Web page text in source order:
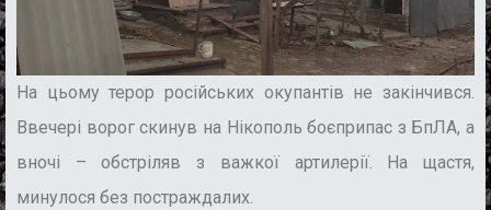
На цьому терор російських окупантів не закінчився.
Ввечері ворогскинув на Нікополь боєприпас з БпЛА, а
вночі – обстріляв з важкої артилерії.
На щастя,
минулося без постраждалих.